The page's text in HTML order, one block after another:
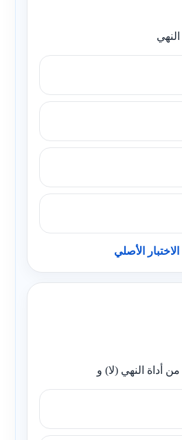
الأصلي
أداة النهي (لا) و